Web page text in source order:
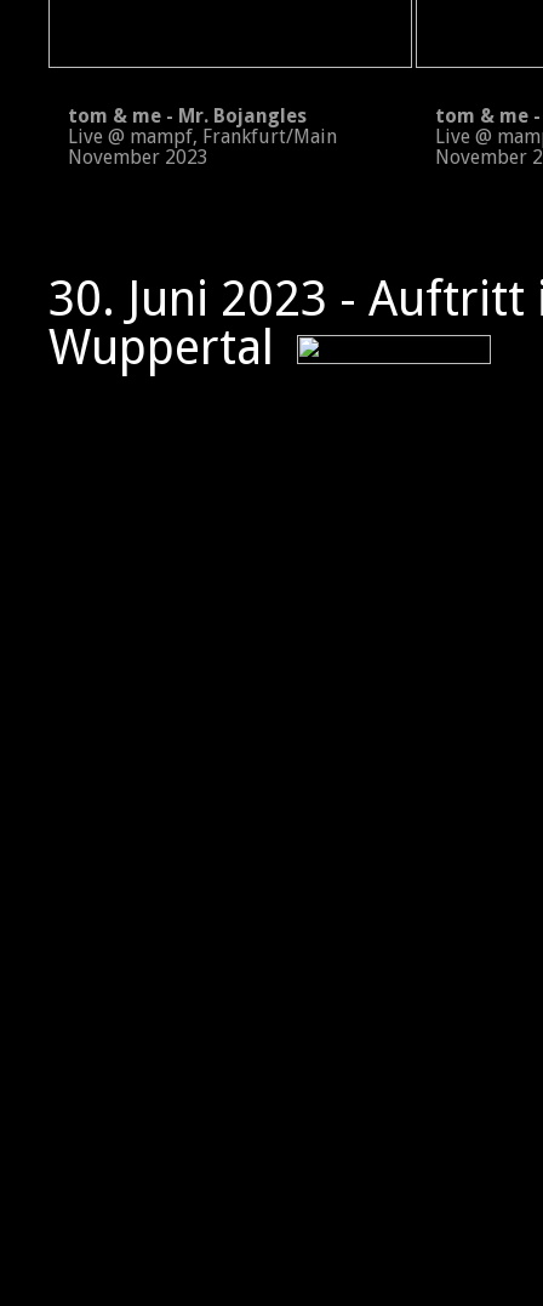
tom & me - Mr. Bojangles
Live @ mampf, Frankfurt/Main
November 2023
tom & me -
Live @
November
30. Juni 2023 -
Wuppertal